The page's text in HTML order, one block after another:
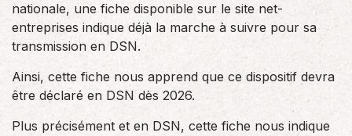
nationale, une fiche disponible sur le site net-
entreprises indique déjà la marche à suivre pour sa
transmission en DSN.
Ainsi, cette fiche nous apprend que ce dispositif devra
être déclaré en DSN dès 2026.
Plus précisément et en DSN, cette fiche nous indique